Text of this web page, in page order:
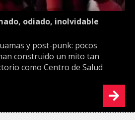
odiado, inolvidable
y post-punk: pocos
construido un mito tan
como Centro de Salud